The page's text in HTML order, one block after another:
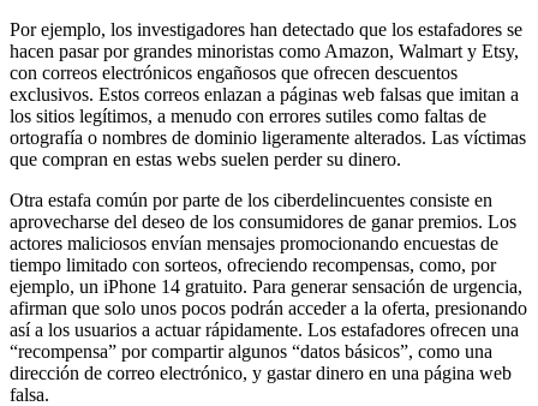
Por ejemplo, los investigadores han detectado que los estafadores se
hacen pasar por grandes minoristas como Amazon, Walmart y Etsy,
con correos electrónicos engañosos que ofrecen descuentos
exclusivos. Estos correos enlazan a páginas web falsas que imitan a
los sitios legítimos, a menudo con errores sutiles como faltas de
ortografía o nombres de dominio ligeramente alterados. Las víctimas
que compran en estas webs suelen perder su dinero.
Otra estafa común por parte de los ciberdelincuentes consiste en
aprovecharse del deseo de los consumidores de ganar premios. Los
actores maliciosos envían mensajes promocionando encuestas de
tiempo limitado con sorteos, ofreciendo recompensas, como, por
ejemplo, un iPhone 14 gratuito. Para generar sensación de urgencia,
afirman que solo unos pocos podrán acceder a la oferta, presionando
así a los usuarios a actuar rápidamente. Los estafadores ofrecen una
“recompensa” por compartir algunos “datos básicos”, como una
dirección de correo electrónico, y gastar dinero en una página web
falsa.